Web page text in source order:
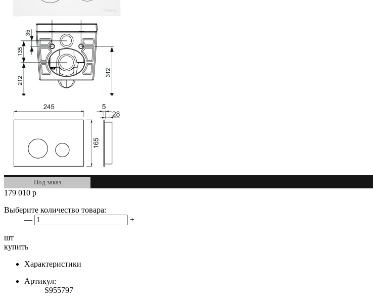
Под заказ
179 010 р
Выберите количество товара:
—
+
шт
купить
Характеристики
Артикул:
S955797